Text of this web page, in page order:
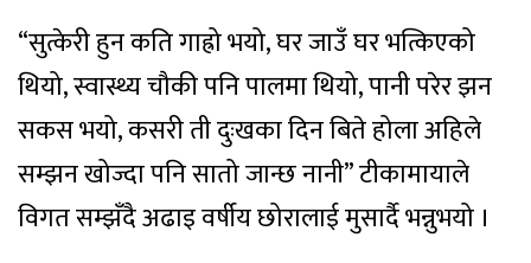
“सुत्केरी हुन कति गाह्रो भयो, घर जाउँ घर भत्किएको
थियो, स्वास्थ्य चौकी पनि पालमा थियो, पानी परेर झन
सकस भयो, कसरी ती दुःखका दिन बिते होला अहिले
सम्झन खोज्दा पनि सातो जान्छ नानी” टीकामायाले
विगत सम्झँदै अढाइ वर्षीय छोरालाई मुसार्दै भन्नुभयो ।